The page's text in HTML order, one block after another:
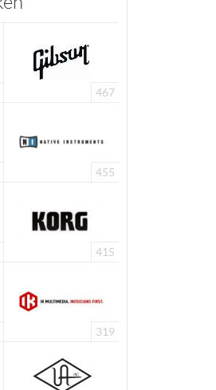
467
455
415
319